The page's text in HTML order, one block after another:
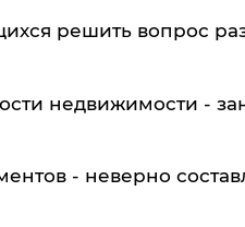
решить вопрос
недвижимости -
- неверно